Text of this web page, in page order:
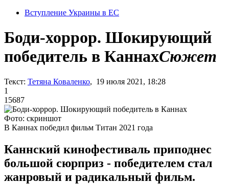
Вступление Украины в ЕС
Боди-хоррор. Шокирующий
победитель в КаннахСюжет
Текст: Тетяна Коваленко, 19 июля 2021, 18:28
1
15687
Фото: скриншот
В Каннах победил фильм Титан 2021 года
Каннский кинофестиваль приподнес
большой сюрприз - победителем стал
жанровый и радикальный фильм.